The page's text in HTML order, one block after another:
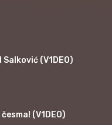
Salković (V1DEO)
(V1DEO)